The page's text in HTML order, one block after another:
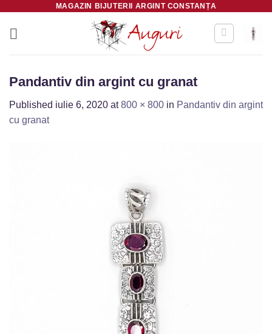
content
MAGAZIN BIJUTERII ARGINT CONSTANȚA
Pandantiv din argint cu granat
Published iulie 6, 2020 at800 × 800 in Pandantiv din argint
cu granat